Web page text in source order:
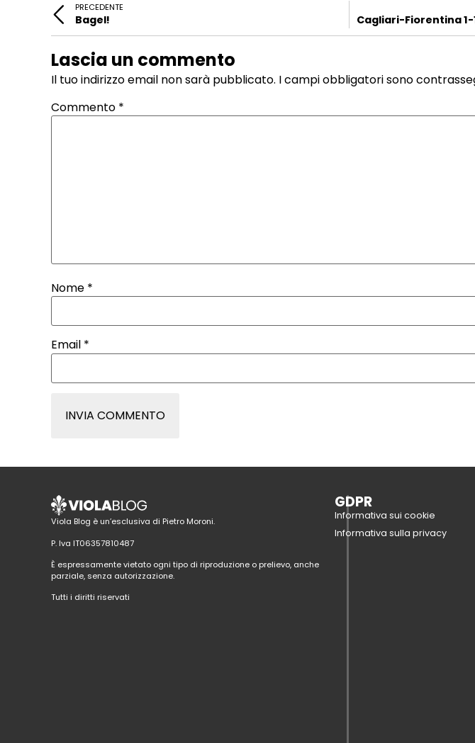
PRECEDENTE
Bagel!
Lascia un commento
Il tuo indirizzo email non sarà pubblicato. I campi obbligatori sono
Commento *
Nome *
Email *
Viola Blog è un’esclusiva di Pietro Moroni.
P. Iva IT06357810487
È espressamente vietato ogni tipo di riproduzione o prelievo, anche
parziale, senza autorizzazione.
Tutti i diritti riservati
GDPR
Informativa sui cookie
Informativa sulla privacy